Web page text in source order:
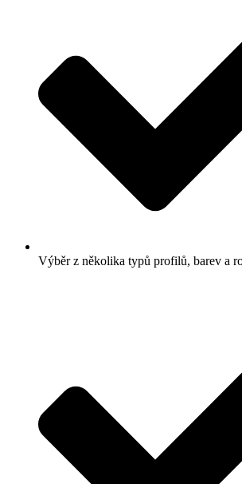
Výběr z několika typů profilů, barev a